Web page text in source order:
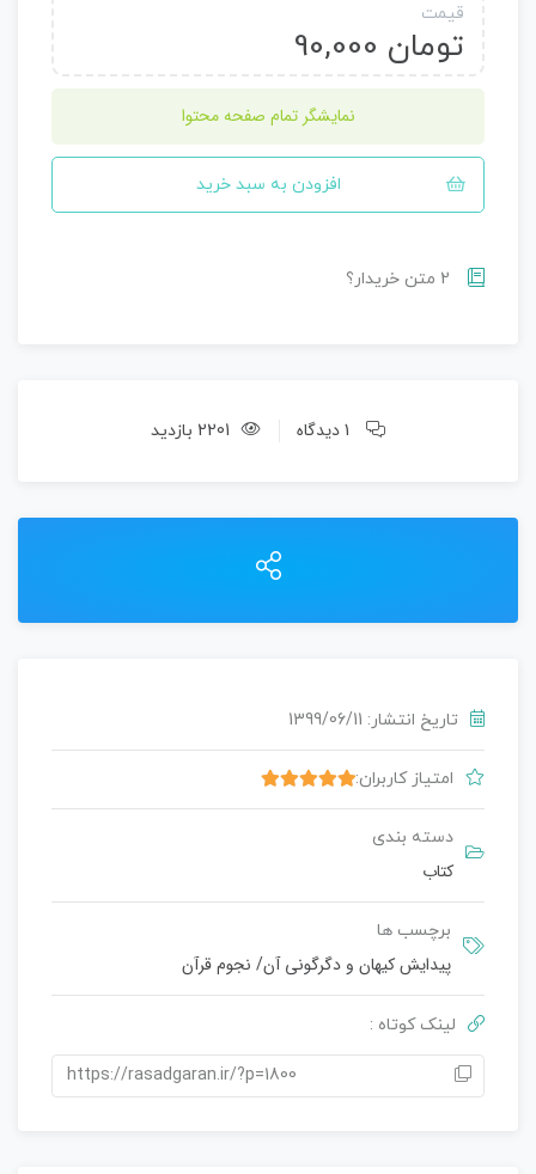
قیمت
تومان
نمایشگر تمام صفحه محتوا
افزودن به سبد خرید
2 متن خریدار؟
1 دیدگاه 2201 بازدید
تاریخ انتشار: 1399/06/11
امتیاز کاربران:
5.00 1 رای
دسته بندی
کتاب
برچسب ها
پیدایش کیهان و دگرگونی آن/ نجوم قرآن
لینک کوتاه :
https://rasadgaran.ir/?p=1800